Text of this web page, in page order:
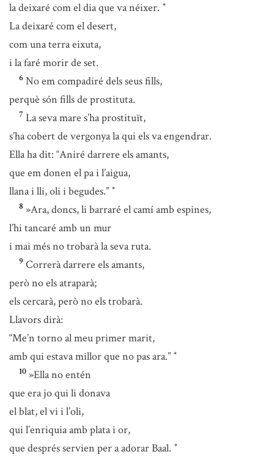
la deixaré com el dia que va néixer. *
La deixaré com el desert,
com una terra eixuta,
i la faré morir de set.
6 No em compadiré dels seus fills,
perquè són fills de prostituta.
7 La seva mare s’ha prostituït,
s’ha cobert de vergonya la qui els va engendrar.
Ella ha dit: “Aniré darrere els amants,
que em donen el pa i l’aigua,
llana i lli, oli i begudes.” *
8 »Ara, doncs, li barraré el camí amb espines,
l’hi tancaré amb un mur
i mai més no trobarà la seva ruta.
9 Correrà darrere els amants,
però no els atraparà;
els cercarà, però no els trobarà.
Llavors dirà:
“Me’n torno al meu primer marit,
amb qui estava millor que no pas ara.” *
10 »Ella no entén
que era jo qui li donava
el blat, el vi i l’oli,
qui l’enriquia amb plata i or,
que després servien per a adorar Baal. *